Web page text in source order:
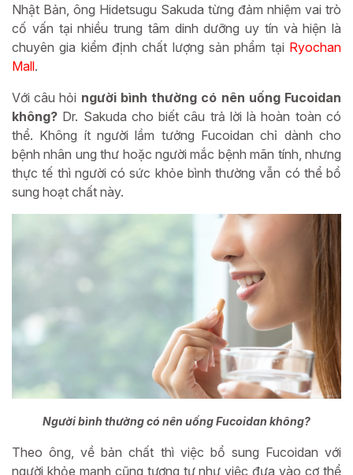
Nhật Bản, ông Hidetsugu Sakuda từng đảm nhiệm vai trò
cố vấn tại nhiều trung tâm dinh dưỡng uy tín và hiện là
chuyên gia kiểm định chất lượng sản phẩm tại Ryochan
Mall.
Với câu hỏi người bình thường có nên uống Fucoidan
không? Dr. Sakuda cho biết câu trả lời là hoàn toàn có
thể. Không ít người lầm tưởng Fucoidan chỉ dành cho
bệnh nhân ung thư hoặc người mắc bệnh mãn tính, nhưng
thực tế thì người có sức khỏe bình thường vẫn có thể bổ
sung hoạt chất này.
Người bình thường có nên uống Fucoidan không?
Theo ông, về bản chất thì việc bổ sung Fucoidan với
người khỏe mạnh cũng tương tự như việc đưa vào cơ thể